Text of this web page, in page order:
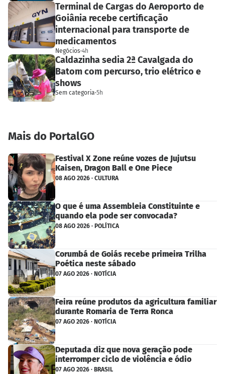
Terminal de Cargas do Aeroporto de
Goiânia recebe certificação
internacional para transporte de
medicamentos
Negócios·4h
Caldazinha sedia 2ª Cavalgada do
Batom com percurso, trio elétrico e
shows
Sem categoria·5h
Mais do PortalGO
Festival X Zone reúne vozes de Jujutsu
Kaisen, Dragon Ball e One Piece
08 AGO 2026 · CULTURA
O que é uma Assembleia Constituinte e
quando ela pode ser convocada?
08 AGO 2026 · POLÍTICA
Corumbá de Goiás recebe primeira Trilha
Poética neste sábado
07 AGO 2026 · NOTÍCIA
Feira reúne produtos da agricultura familiar
durante Romaria de Terra Ronca
07 AGO 2026 · NOTÍCIA
Deputada diz que nova geração pode
interromper ciclo de violência e ódio
07 AGO 2026 · BRASIL